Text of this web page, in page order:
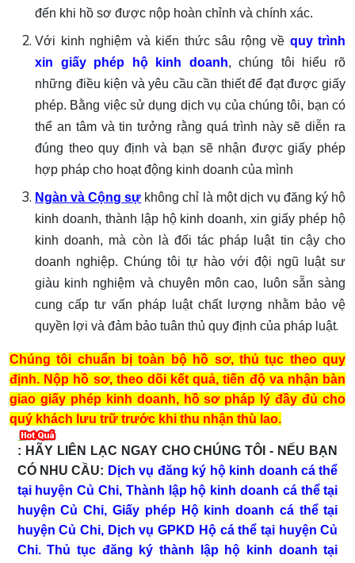
đến khi hồ sơ được nộp hoàn chỉnh và chính xác.
Với kinh nghiệm và kiến thức sâu rộng về quy trình
xin giấy phép hộ kinh doanh, chúng tôi hiểu rõ
những điều kiện và yêu cầu cần thiết để đạt được giấy
phép. Bằng việc sử dụng dịch vụ của chúng tôi, bạn có
thể an tâm và tin tưởng rằng quá trình này sẽ diễn ra
đúng theo quy định và bạn sẽ nhận được giấy phép
hợp pháp cho hoạt động kinh doanh của mình
Ngàn và Cộng sự không chỉ là một dịch vụ đăng ký hộ
kinh doanh, thành lập hộ kinh doanh, xin giấy phép hộ
kinh doanh, mà còn là đối tác pháp luật tin cậy cho
doanh nghiệp. Chúng tôi tự hào với đội ngũ luật sư
giàu kinh nghiệm và chuyên môn cao, luôn sẵn sàng
cung cấp tư vấn pháp luật chất lượng nhằm bảo vệ
quyền lợi và đảm bảo tuân thủ quy định của pháp luật.
Chúng tôi chuẩn bị toàn bộ hồ sơ, thủ tục theo quy
định. Nộp hồ sơ, theo dõi kết quả, tiến độ va nhận bàn
giao giấy phép kinh doanh, hồ sơ pháp lý đầy đủ cho
quý khách lưu trữ trước khi thu nhận thù lao.
: HÃY LIÊN LẠC NGAY CHO CHÚNG TÔI - NẾU BẠN
CÓ NHU CẦU: Dịch vụ đăng ký hộ kinh doanh cá thể
tại huyện Củ Chi, Thành lập hộ kinh doanh cá thể tại
huyện Củ Chi, Giấy phép Hộ kinh doanh cá thể tại
huyện Củ Chi, Dịch vụ GPKD Hộ cá thể tại huyện Củ
Chi. Thủ tục đăng ký thành lập hộ kinh doanh tại